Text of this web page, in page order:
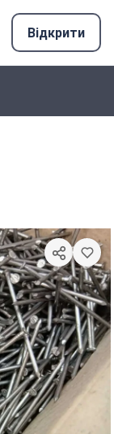
Відкрити